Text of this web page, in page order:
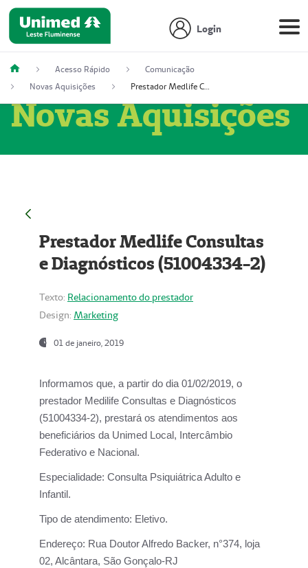
Login
Acesso Rápido
Comunicação
Novas Aquisições
Prestador Medlife Consultas e Diagnósticos (51004334-2)
Novas Aquisições
Prestador Medlife Consultas
e Diagnósticos (51004334-2)
Texto: Relacionamento do prestador
Design: Marketing
01 de janeiro, 2019
Informamos que, a partir do dia 01/02/2019, o
prestador Medilife Consultas e Diagnósticos
(51004334-2), prestará os atendimentos aos
beneficiários da Unimed Local, Intercâmbio
Federativo e Nacional.
Especialidade: Consulta Psiquiátrica Adulto e
Infantil.
Tipo de atendimento: Eletivo.
Endereço: Rua Doutor Alfredo Backer, n°374, loja
02, Alcântara, São Gonçalo-RJ